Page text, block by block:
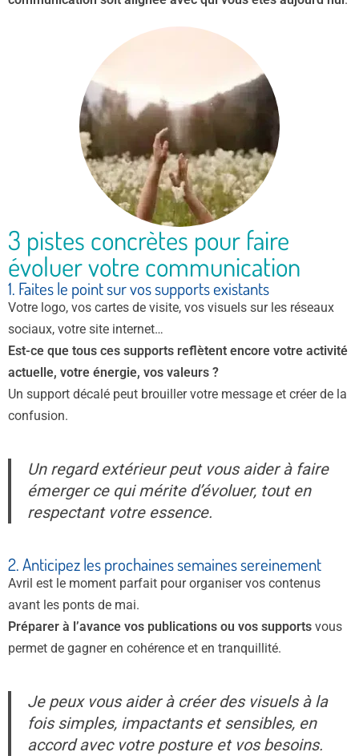
3 pistes concrètes pour faire
évoluer votre communication
1. Faites le point sur vos supports existants
Votre logo, vos cartes de visite, vos visuels sur les réseaux
sociaux, votre site internet…
Est-ce que tous ces supports reflètent encore votre activité
actuelle, votre énergie, vos valeurs ?
Un support décalé peut brouiller votre message et créer de la
confusion.
Un regard extérieur peut vous aider à faire
émerger ce qui mérite d’évoluer, tout en
respectant votre essence.
2. Anticipez les prochaines semaines sereinement
Avril est le moment parfait pour organiser vos contenus
avant les ponts de mai.
Préparer à l’avance vos publications ou vos supports vous
permet de gagner en cohérence et en tranquillité.
Je peux vous aider à créer des visuels à la
fois simples, impactants et sensibles, en
accord avec votre posture et vos besoins.